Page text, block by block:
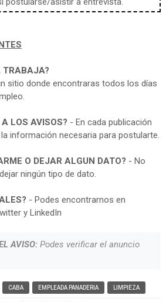
TRABAJA?
sitio donde encontraras todos los días
LOS AVISOS? - En cada publicación
información necesaria para postularte.
O DEJAR ALGUN DATO? - No
ningún tipo de dato.
- Podes encontrarnos en
y LinkedIn
AVISO:Podes verificar el anuncio
CABA EMPLEADA PANADERIA LIMPIEZA